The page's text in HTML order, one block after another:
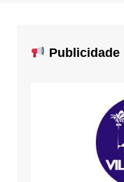
Publicidade